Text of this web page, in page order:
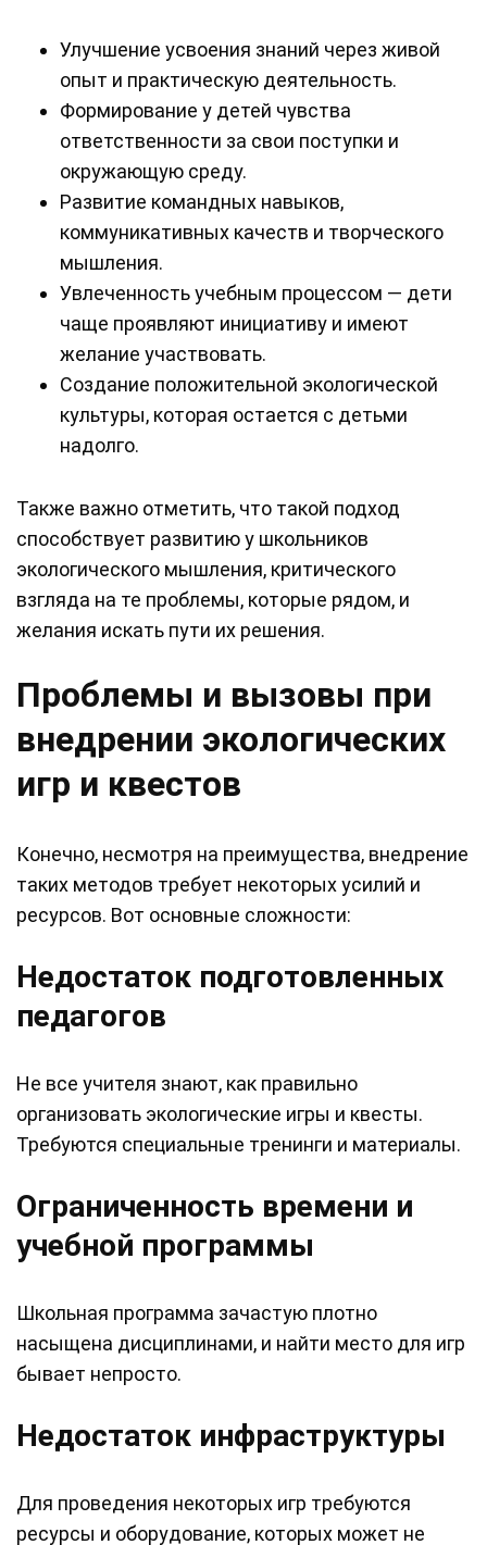
Улучшение усвоения знаний через живой
опыт и практическую деятельность.
Формирование у детей чувства
ответственности за свои поступки и
окружающую среду.
Развитие командных навыков,
коммуникативных качеств и творческого
мышления.
Увлеченность учебным процессом — дети
чаще проявляют инициативу и имеют
желание участвовать.
Создание положительной экологической
культуры, которая остается с детьми
надолго.
Также важно отметить, что такой подход
способствует развитию у школьников
экологического мышления, критического
взгляда на те проблемы, которые рядом, и
желания искать пути их решения.
Проблемы и вызовы при
внедрении экологических
игр и квестов
Конечно, несмотря на преимущества, внедрение
таких методов требует некоторых усилий и
ресурсов. Вот основные сложности:
Недостаток подготовленных
педагогов
Не все учителя знают, как правильно
организовать экологические игры и квесты.
Требуются специальные тренинги и материалы.
Ограниченность времени и
учебной программы
Школьная программа зачастую плотно
насыщена дисциплинами, и найти место для игр
бывает непросто.
Недостаток инфраструктуры
Для проведения некоторых игр требуются
ресурсы и оборудование, которых может не